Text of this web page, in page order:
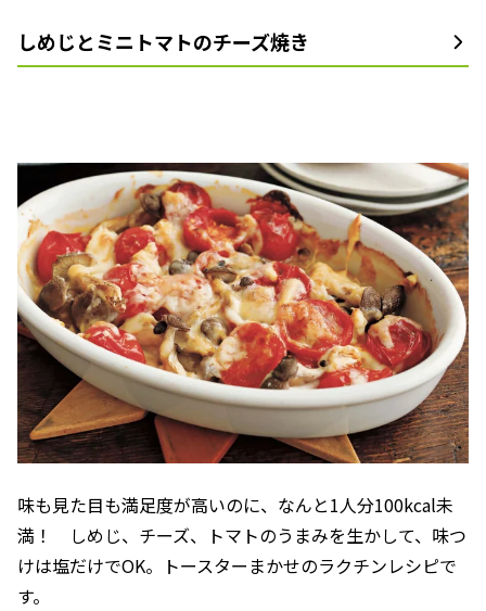
しめじとミニトマトのチーズ焼き
味も見た目も満足度が高いのに、なんと1人分100kcal未
満！ しめじ、チーズ、トマトのうまみを生かして、味つ
けは塩だけでOK。トースターまかせのラクチンレシピで
す。